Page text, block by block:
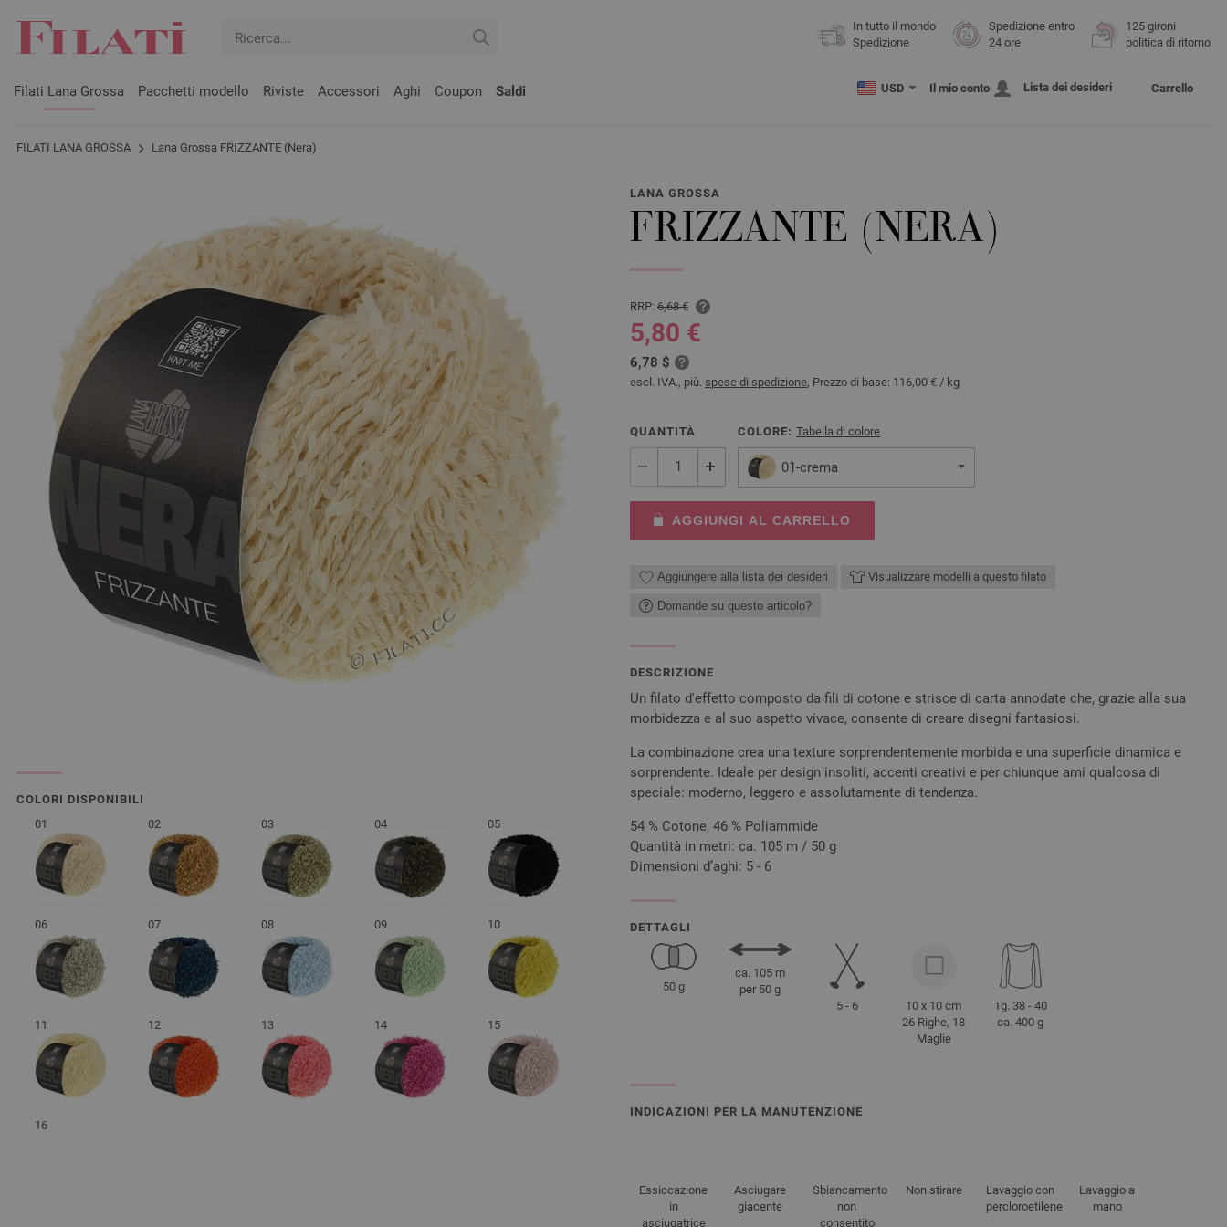
In tutto il mondo
Spedizione
Spedizione entro
24 ore
125 gironi
politica di ritorno
Filati Lana Grossa Pacchetti modello Riviste Accessori Aghi Coupon Saldi USD Il mio conto Lista dei desideri Carrello
FILATI LANA GROSSA Lana Grossa FRIZZANTE (Nera)
COLORI DISPONIBILI
01
02 03 04 05
06 07 08 09 10
11 12 13 14 15
16
LANA GROSSA
FRIZZANTE (NERA)
RRP: 6,68 €
5,80 €
6,78 $
escl. IVA., più. spese di spedizione, Prezzo di base: 116,00 € / kg
QUANTITÀ COLORE: Tabella di colore
01-crema
AGGIUNGI AL CARRELLO
Aggiungere alla lista dei desideri Visualizzare modelli a questo filato
Domande su questo articolo?
DESCRIZIONE
Un filato d'effetto composto da fili di cotone e strisce di carta annodate che, grazie alla sua
morbidezza e al suo aspetto vivace, consente di creare disegni fantasiosi.
La combinazione crea una texture sorprendentemente morbida e una superficie dinamica e
sorprendente. Ideale per design insoliti, accenti creativi e per chiunque ami qualcosa di
speciale: moderno, leggero e assolutamente di tendenza.
54 % Cotone, 46 % Poliammide
Quantità in metri: ca. 105 m / 50 g
Dimensioni d’aghi: 5 - 6
DETTAGLI
50 g
ca. 105 m
per 50 g
5 - 6
10 x 10 cm
26 Righe, 18
Maglie
Tg. 38 - 40
ca. 400 g
INDICAZIONI PER LA MANUTENZIONE
Essiccazione
in
asciugatrice
Asciugare
giacente
Sbiancamento
non
consentito
Non stirare
Lavaggio con
percloroetilene
Lavaggio a
mano